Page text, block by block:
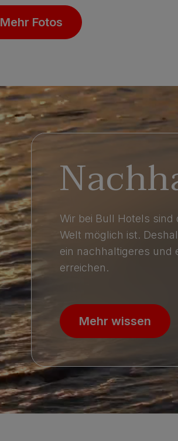
Mehr Fotos
Wir bei Bull Hotels
Welt möglich ist.
ein nachhaltigeres und
erreichen.
Mehr wissen